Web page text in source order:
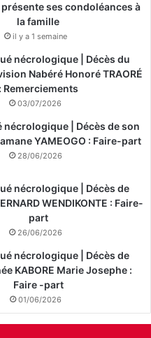
ses condoléances à
la famille
il y a 1 semaine
nécrologique | Décès du
Nabéré Honoré TRAORÉ
: Remerciements
03/07/2026
nécrologique | Décès de son
YAMEOGO : Faire-part
28/06/2026
nécrologique | Décès de
WENDIKONTE : Faire-
part
26/06/2026
nécrologique | Décès de
KABORE Marie Josephe :
Faire -part
01/06/2026